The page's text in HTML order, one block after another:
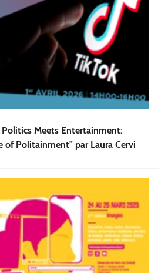
Meets Entertainment:
of Politainment" par Laura Cervi